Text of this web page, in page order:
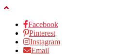
Facebook
Pinterest
Instagram
Email